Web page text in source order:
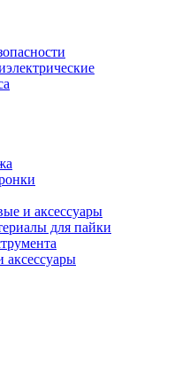
и аксессуары
для пайки
аксессуары